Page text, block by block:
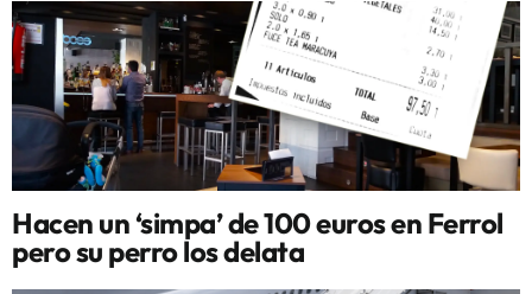
Hacen un ‘simpa’ de 100 euros en Ferrol
pero su perro los delata